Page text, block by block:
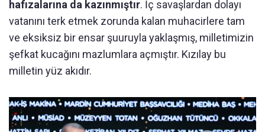
hafızalarına da kazınmıştır. İç savaşlardan dolayı
vatanını terk etmek zorunda kalan muhacirlere tam
ve eksiksiz bir ensar şuuruyla yaklaşmış, milletimizin
şefkat kucağını mazlumlara açmıştır. Kızılay bu
milletin yüz akıdır.